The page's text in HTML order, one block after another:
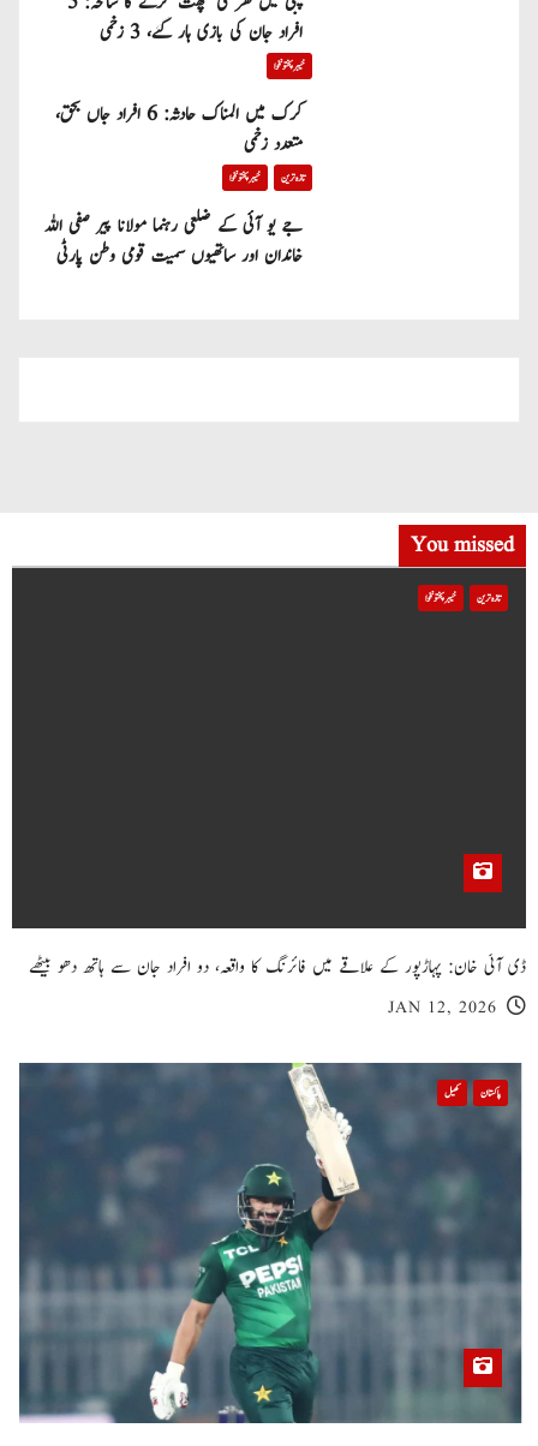
افراد جان کی بازی ہار گئے، 3 زخمی
خیبر پختونخوا
کرک میں المناک حادثہ: 6 افراد جاں بحق،
متعدد زخمی
تازہ ترین خیبر پختونخوا
جے یو آئی کے ضلعی رہنما مولانا پیر صفی اللہ
خاندان اور ساتھیوں سمیت قومی وطن پارٹی
You missed
تازہ ترین خیبر پختونخوا
ڈی آئی خان: پہاڑپور کے علاقے میں فائرنگ کا واقعہ، دو افراد جان سے ہاتھ دھو بیٹھے
JAN 12, 2026
پاکستان کھیل